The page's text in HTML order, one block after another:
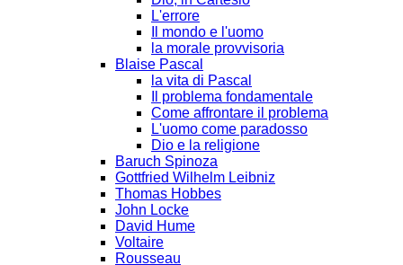
L'errore
Il mondo e l'uomo
la morale provvisoria
Blaise Pascal
la vita di Pascal
Il problema fondamentale
Come affrontare il problema
L'uomo come paradosso
Dio e la religione
Baruch Spinoza
Gottfried Wilhelm Leibniz
Thomas Hobbes
John Locke
David Hume
Voltaire
Rousseau